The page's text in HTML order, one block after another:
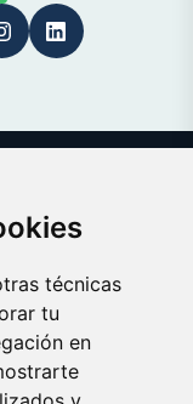
técnicas
tu
en